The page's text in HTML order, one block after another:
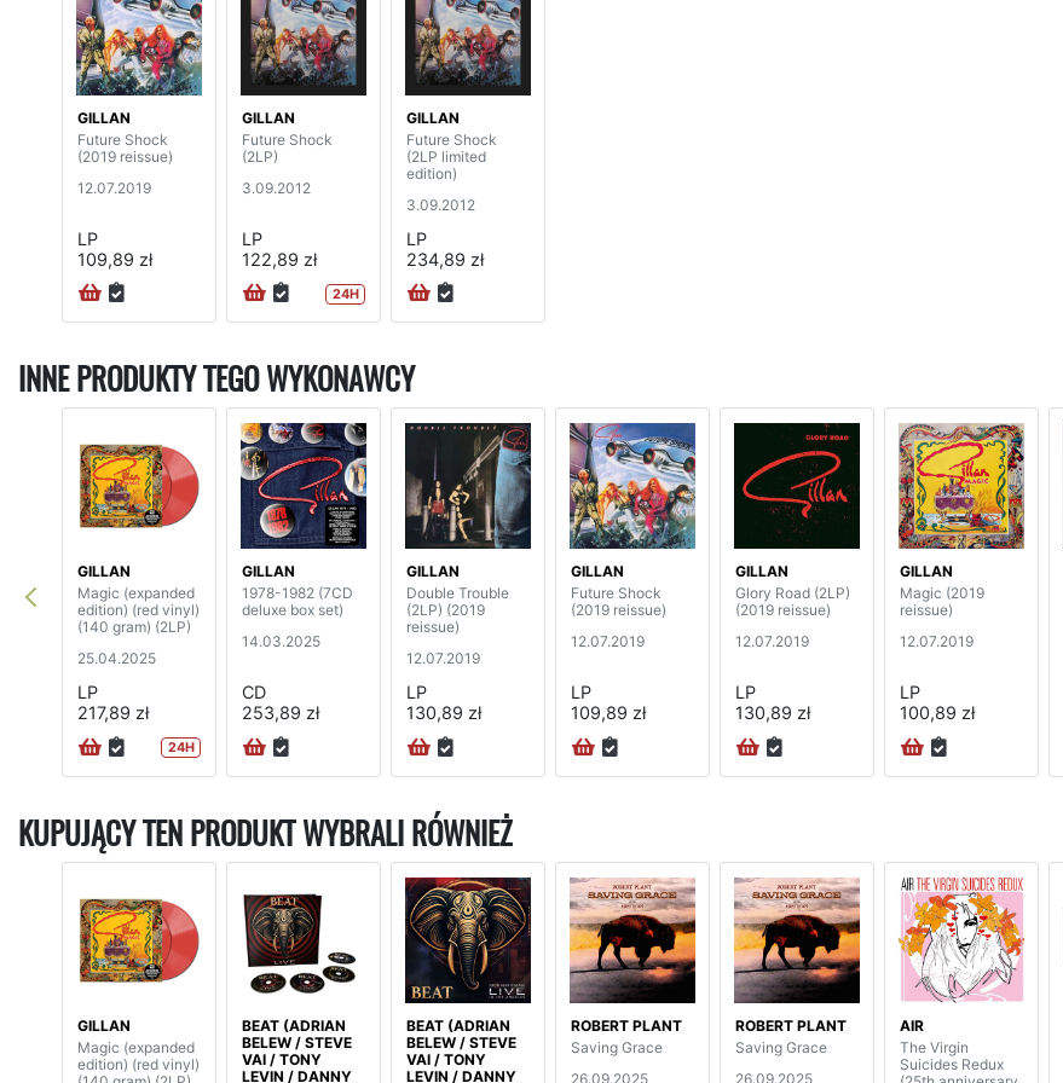
GILLAN
Future Shock
(2019 reissue)
12.07.2019
LP
109,89 zł
GILLAN
Future Shock
(2LP)
3.09.2012
LP
122,89 zł
24H
GILLAN
Future Shock
(2LP limited
edition)
3.09.2012
LP
234,89 zł
INNE PRODUKTY TEGO WYKONAWCY
GILLAN
Magic (expanded
edition) (red vinyl)
(140 gram) (2LP)
25.04.2025
LP
217,89 zł
24H
GILLAN
1978-1982 (7CD
deluxe box set)
14.03.2025
CD
253,89 zł
GILLAN
Double Trouble
(2LP) (2019
reissue)
12.07.2019
LP
130,89 zł
GILLAN
Future Shock
(2019 reissue)
12.07.2019
LP
109,89 zł
GILLAN
Glory Road (2LP)
(2019 reissue)
12.07.2019
LP
130,89 zł
GILLAN
Magic (2019
reissue)
12.07.2019
LP
100,89 zł
KUPUJĄCY TEN PRODUKT WYBRALI RÓWNIEŻ
GILLAN
Magic (expanded
edition) (red vinyl)
BEAT (ADRIAN
BELEW / STEVE
VAI / TONY
LEVIN / DANNY
BEAT (ADRIAN
BELEW / STEVE
VAI / TONY
LEVIN / DANNY
ROBERT PLANT
Saving Grace
26.09.2025
ROBERT PLANT
Saving Grace
26.09.2025
AIR
The Virgin
Suicides Redux